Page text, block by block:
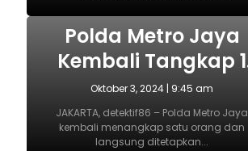
Polda Metro Jaya
Kembali Tangkap 1
Tersangka Kasus
Pembubaran Paksa
Diskusi di Kemang
Oktober 3, 2024 | 9:45 am
JAKARTA, detektif86 – Polda Metro Jaya
kembali menangkap satu orang dan
langsung ditetapkan...